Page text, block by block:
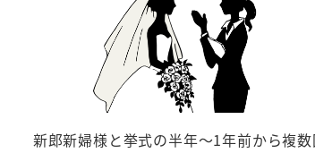
新郎新婦様と挙式の半年～1年前から複